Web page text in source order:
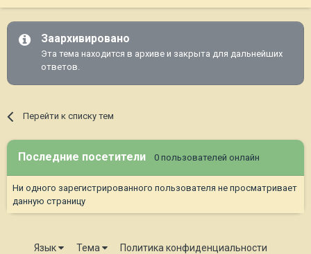
Заархивировано
Эта тема находится в архиве и закрыта для дальнейших
ответов.
Перейти к списку тем
Последние посетители 0 пользователей онлайн
Ни одного зарегистрированного пользователя не просматривает
данную страницу
Язык Тема Политика конфиденциальности